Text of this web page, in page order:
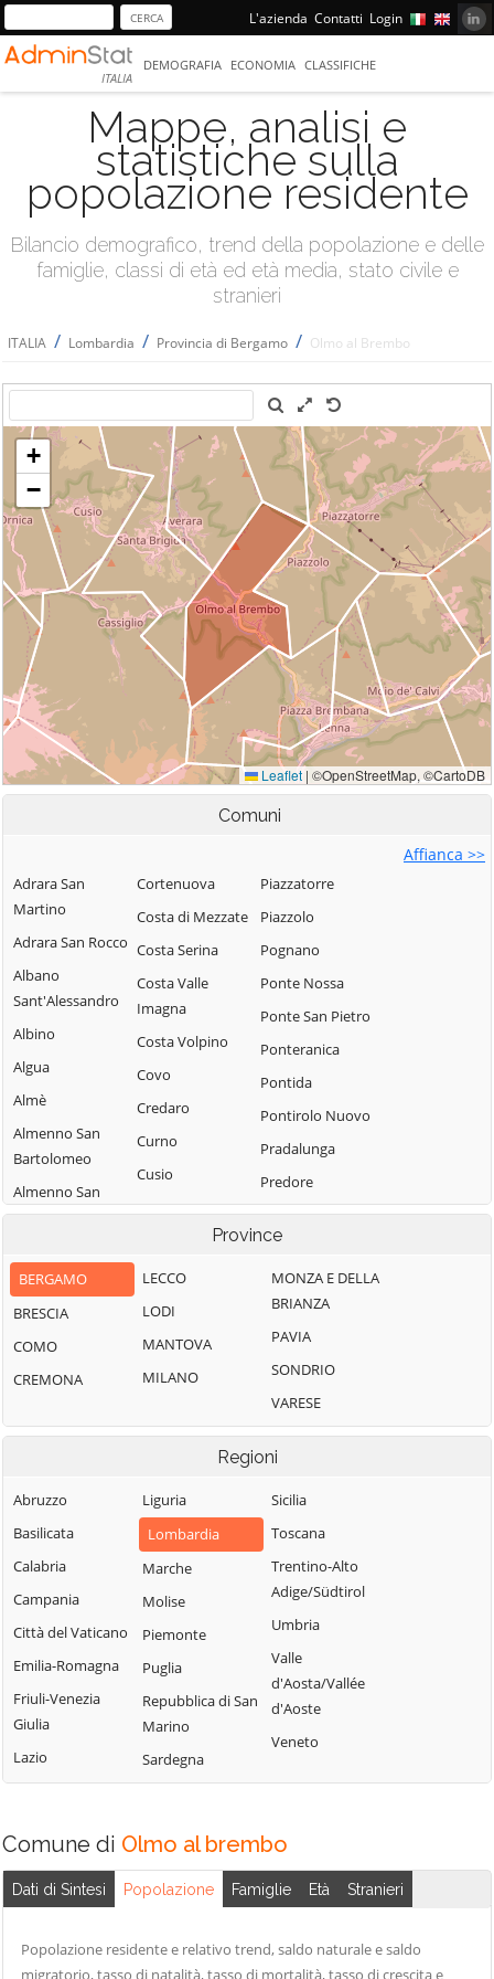
L'azienda Contatti Login
ITALIA
DEMOGRAFIA ECONOMIA CLASSIFICHE
Mappe, analisi e
statistiche sulla
popolazione residente
Bilancio demografico, trend della popolazione e delle
famiglie, classi di età ed età media, stato civile e
stranieri
ITALIA / Lombardia / Provincia di Bergamo / Olmo al Brembo
Comuni
Affianca >>
Adrara San
Martino
Adrara San Rocco
Albano
Sant'Alessandro
Albino
Algua
Almè
Almenno San
Bartolomeo
Almenno San
Salvatore
Lombardo
Ambivere
Antegnate
Arcene
Arzago d'Adda
Aviatico
Azzano San
Paolo
Azzone
Bagnatica
Barbata
Bariano
Barzana
Bedulita
Bergamo
Bianzano
Bolgare
Cortenuova
Costa di Mezzate
Costa Serina
Costa Valle
Imagna
Costa Volpino
Covo
Credaro
Curno
Cusio
Dalmine
Endine Gaiano
Entratico
Fara Gera d'Adda
Fara Olivana con
Filago
Fino del Monte
Fiorano al Serio
Fontanella
Fonteno
Foppolo
Foresto Sparso
Fornovo San
Fuipiano Valle
Gandellino
Gandosso
Gaverina Terme
Ghisalba
Piazzatorre
Piazzolo
Pognano
Ponte Nossa
Ponte San Pietro
Ponteranica
Pontida
Pontirolo Nuovo
Pradalunga
Predore
Premolo
Presezzo
Pumenengo
Ranica
Ranzanico
Riva di Solto
Rogno
Romano di
Roncobello
Roncola
Rota d'Imagna
Rovetta
Bianco
Terme
Terme
Santa Brigida
Sarnico
Schilpario
Province
BERGAMO
BRESCIA
COMO
CREMONA
LECCO
LODI
MANTOVA
MILANO
MONZA E DELLA
BRIANZA
PAVIA
SONDRIO
VARESE
Regioni
Abruzzo
Basilicata
Calabria
Campania
Città del Vaticano
Emilia-Romagna
Friuli-Venezia
Giulia
Lazio
Liguria
Lombardia
Marche
Molise
Piemonte
Puglia
Repubblica di San
Marino
Sardegna
Sicilia
Toscana
Trentino-Alto
Adige/Südtirol
Umbria
Valle
d'Aosta/Vallée
d'Aoste
Veneto
Comune di Olmo al brembo
Dati di Sintesi Popolazione Famiglie Età Stranieri
Popolazione residente e relativo trend, saldo naturale e saldo
migratorio, tasso di natalità, tasso di mortalità, tasso di crescita e